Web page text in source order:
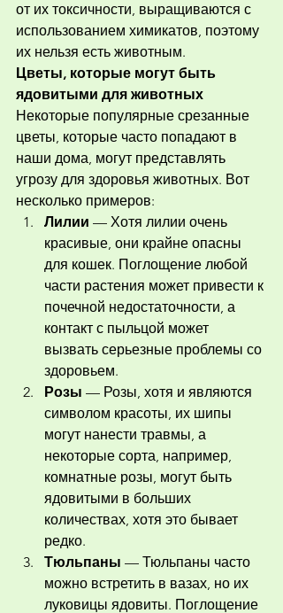
от их токсичности, выращиваются с
использованием химикатов, поэтому
их нельзя есть животным.
Цветы, которые могут быть
ядовитыми для животных
Некоторые популярные срезанные
цветы, которые часто попадают в
наши дома, могут представлять
угрозу для здоровья животных. Вот
несколько примеров:
Лилии — Хотя лилии очень
красивые, они крайне опасны
для кошек. Поглощение любой
части растения может привести к
почечной недостаточности, а
контакт с пыльцой может
вызвать серьезные проблемы со
здоровьем.
Розы — Розы, хотя и являются
символом красоты, их шипы
могут нанести травмы, а
некоторые сорта, например,
комнатные розы, могут быть
ядовитыми в больших
количествах, хотя это бывает
редко.
Тюльпаны — Тюльпаны часто
можно встретить в вазах, но их
луковицы ядовиты. Поглощение